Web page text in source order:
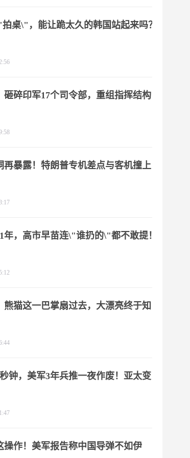
桌\"，能让跪太久的韩国站起来吗？
砸碎印军17个司令部，重组指挥结构
再暴露！特朗普专机差点与客机撞上
年，高市早苗连\"谁扔的\"都不敢提！
熊猫这一巴掌扇过去，大漂亮终于知
钟，美军3年兵推一夜作废！亚太变
操作！美军报告称中国导弹不如伊